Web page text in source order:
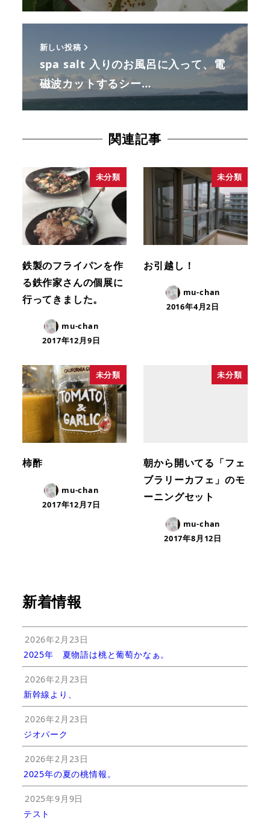
新しい投稿
spa salt 入りのお風呂に入って、電
磁波カットするシー…
関連記事
未分類
鉄製のフライパンを作
る鉄作家さんの個展に
行ってきました。
mu-chan
2017年12月9日
未分類
お引越し！
mu-chan
2016年4月2日
未分類
柿酢
mu-chan
2017年12月7日
未分類
朝から開いてる「フェ
ブラリーカフェ」のモ
ーニングセット
mu-chan
2017年8月12日
新着情報
2026年2月23日
2025年 夏物語は桃と葡萄かなぁ。
2026年2月23日
新幹線より、
2026年2月23日
ジオパーク
2026年2月23日
2025年の夏の桃情報。
2025年9月9日
テスト